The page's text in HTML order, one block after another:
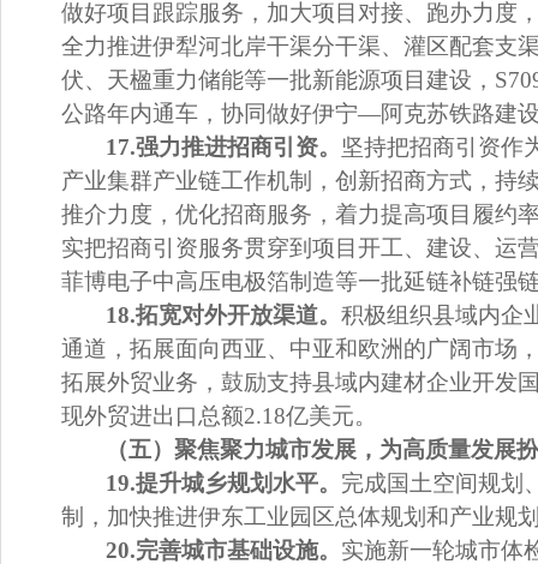
做好项目跟踪服务，加大项目对接、跑办力度
全力推进伊犁河北岸干渠分干渠、灌区配套支
伏、天楹重力储能等一批新能源项目 建设，
公路年内通车， 协同做好伊宁—阿克苏铁路建
17.强力推进招商引资。 坚持把招商引资作
产业集群产业链工作机制，创新招商方式，持
推介力度，优化招商服务，着力提高项目履约
实把招商引资服务贯穿到项目 开工、建设、运
菲博电子中高压电极箔制造等一批延链补链强
18.拓宽对外开放渠道。积极组织县域内企
通道，拓展面向西亚、中亚和欧洲的广阔市场
拓展外贸业务，鼓励支持县域内建材企业开发
现外贸进出口总额2.18亿美元。
（五）聚焦聚力城市发展，为高质量发展
19.提升城乡规划水平。 完成国土空间规划
制，加快推进伊东工业园区总体规划和产业规
20.完善城市基础设施。 实施新一轮城市体